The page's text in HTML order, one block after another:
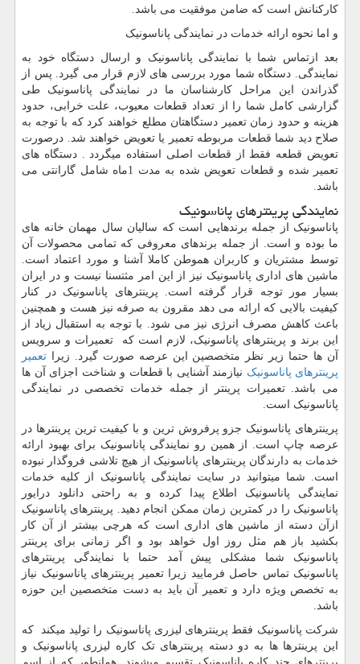
کارکنانش است که ضامن موفقیت می باشد.
و اما نحوه ارائه خدمات در نمایندگی پاناسونیک
بعد ازتماس شما با نمایندگی پاناسونیک و ارسال دستگاه خود به
نمایندگی. دستگاه شما مورد بررسی های لازم قرار می گیرد. پس از
گذراندن این مراحل کارشناسان ما در نمایندگی پاناسونیک طی
گزارشی کامل شما را از تعداد قطعات معیوب، علت خرابی، حدود
هزینه و حدود زمان تعمیر دستگاهتان مطلع خواهند کرد که با توجه به
صلاح دید شما قطعات مربوطه تعمیر یا تعویض خواهند شد. درصورت
تعویض قطعه فقط از قطعات اصلی استفاده میگردد . دستگاه های
تعمیر شده و قطعات تعویض شده به مدت 1ماه شامل گارانتی می
باشد.
نمایندگی پرینترهای پاناسونیک
پاناسونیک از جمله برندهایی است که سالیان سال مهمان خانه های
ما بوده و است. از جمله برندهای معروفی که تمامی محصولات آن
توسط مشتریان و کاربران هموطن کاملا آشنا و مورد اعتماد است.
ماشین های اداری پاناسونیک نیز از این امر مثتسنا نیست و در ایران
بسیار مور توجه قرار گرفته است. پرینترهای پاناسونیک در کنار
کیفیت بالایی که ارائه می دهد مقرون به صرفه نیز هست و همچنین
باعث کاهش مصرف انرژی نیز می شود. با توجه به استقبال زیاد از
این برند و پرینترهای پاناسونیک، لازم است که تعمیرات و سرویس
آن ها حتما زیر نظر متخصصین این عرصه صورت گیرد. زیرا تعمیر
پرینترهای پاناسونیک نیازمند آشنایی با قطعات و شناخت اجزای آن ها
می باشد. تعمیرات پرینتر از جمله خدمات تخصصی در نمایندگی
پاناسونیک است.
پرینترهای پاناسونیک جزو پرفروش ترین و با کیفیت ترین پرینترها در
عرصه چاپ است. از همین رو نمایندگی پاناسونیک برای بهبود ارائه
خدمات به دارندگان پرینترهای پاناسونیک از هیچ تلاشی فروگذار نبوده
است. شما میتوانید در سایت نمایندگی پاناسونیک از کلیه خدمات
نمایندگی پاناسونیک اطلاع پیدا کرده و به راحتی دانلود درایور
پاناسونیک را در کمترین زمان ممکن انجام دهید. پرینترهای پاناسونیک
ازآن دسته از ماشین های اداری است که هرچی بیشتر از آن کار
بکشید باز هم مثل روز اول خواهد بود و اگر زمانی برای پرینتر
پاناسونیک شما مشکلی پیش آمد حتما با نمایندگی پرینترهای
پاناسونیک تماس حاصل فرمایید زیرا تعمیر پرینترهای پاناسونیک نیاز
به تخصص ویژه دارد و تعمیر آن باید به دست متخصصین این حوزه
باشد.
شرکت پاناسونیک فقط پرینترهای لیزری پاناسونیک را تولید میکند که
این پرینترها ها به دو دسته پرینترهای تک کاره لیزری پاناسونیک و
پرینترهای چند کاره پاناسونیک تقسیم میشوند. همانطور که از اسم